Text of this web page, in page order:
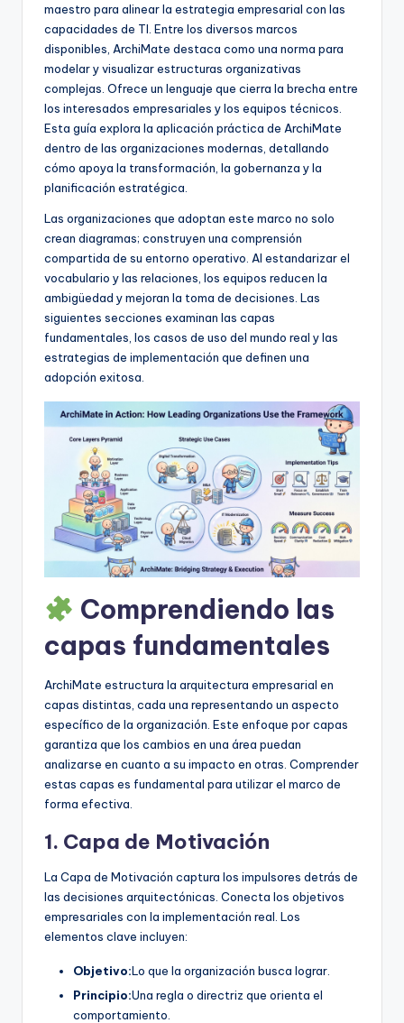
S
o
w
&
D
it
maestro para alinear la estrategia empresarial con las
capacidades de TI. Entre los diversos marcos
disponibles, ArchiMate destaca como una norma para
modelar y visualizar estructuras organizativas
complejas. Ofrece un lenguaje que cierra la brecha entre
los interesados empresariales y los equipos técnicos.
Esta guía explora la aplicación práctica de ArchiMate
dentro de las organizaciones modernas, detallando
cómo apoya la transformación, la gobernanza y la
planificación estratégica.
Las organizaciones que adoptan este marco no solo
crean diagramas; construyen una comprensión
compartida de su entorno operativo. Al estandarizar el
vocabulario y las relaciones, los equipos reducen la
ambigüedad y mejoran la toma de decisiones. Las
siguientes secciones examinan las capas
fundamentales, los casos de uso del mundo real y las
estrategias de implementación que definen una
adopción exitosa.
Comprendiendo las
capas fundamentales
ArchiMate estructura la arquitectura empresarial en
capas distintas, cada una representando un aspecto
específico de la organización. Este enfoque por capas
garantiza que los cambios en una área puedan
analizarse en cuanto a su impacto en otras. Comprender
estas capas es fundamental para utilizar el marco de
forma efectiva.
1. Capa de Motivación
La Capa de Motivación captura los impulsores detrás de
las decisiones arquitectónicas. Conecta los objetivos
empresariales con la implementación real. Los
elementos clave incluyen:
Objetivo:Lo que la organización busca lograr.
Principio:Una regla o directriz que orienta el
comportamiento.